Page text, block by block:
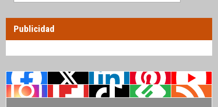
Publicidad